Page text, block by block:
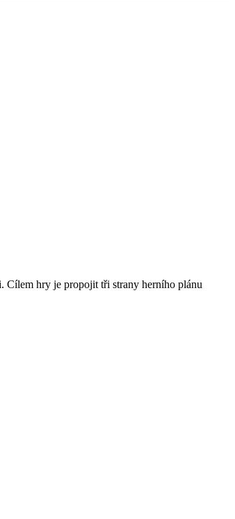
Cílem hry je propojit tři strany herního plánu